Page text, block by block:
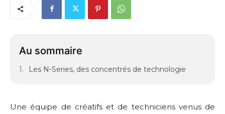
Au sommaire
Les N-Series, des concentrés de technologie
Une équipe de créatifs et de techniciens venus de